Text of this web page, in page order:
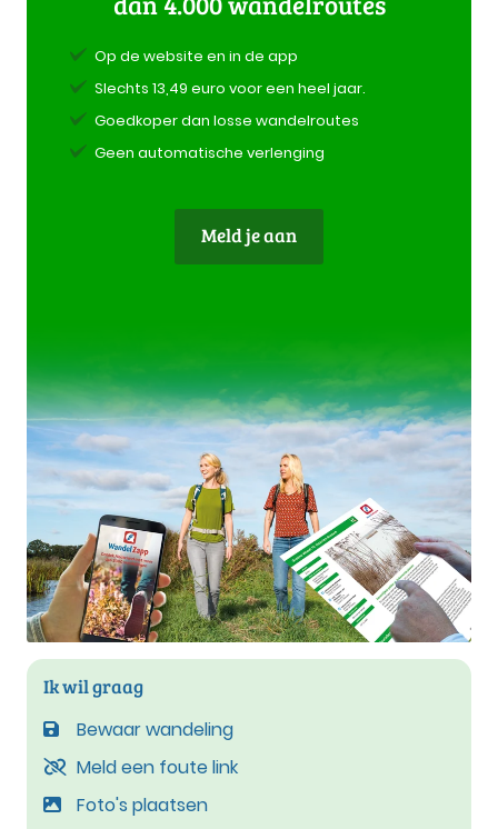
Op de website en in de app
Slechts 13,49 euro voor een heel jaar.
Goedkoper dan losse wandelroutes
Geen automatische verlenging
Meld je aan
Ik wil graag
Bewaar wandeling
Meld een foute link
Foto's plaatsen